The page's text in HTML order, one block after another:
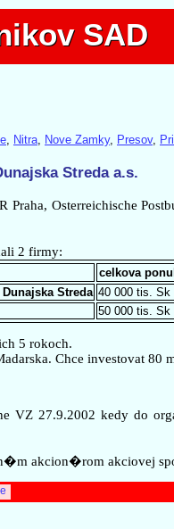
SAD
SAD
Nitra Nove Zamky, Presov,
Streda a.s.
Osterreichische
2 firmy:
celkova
Streda 40 000 tis. Sk
50 000 tis. Sk
5 rokoch.
Chce investovat 80
VZ 27.9.2002 kedy do
akcion�rom akciovej